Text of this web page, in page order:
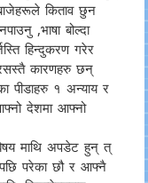
किताव छुन
,भाषा बोल्दा
हिन्दुकरण गरेर
कारणहरु छन्
पीडाहरु १ अन्याय र
देशमा आफ्नो
माथि अपडेट हुन् त्
परेका छौ र आफ्नै